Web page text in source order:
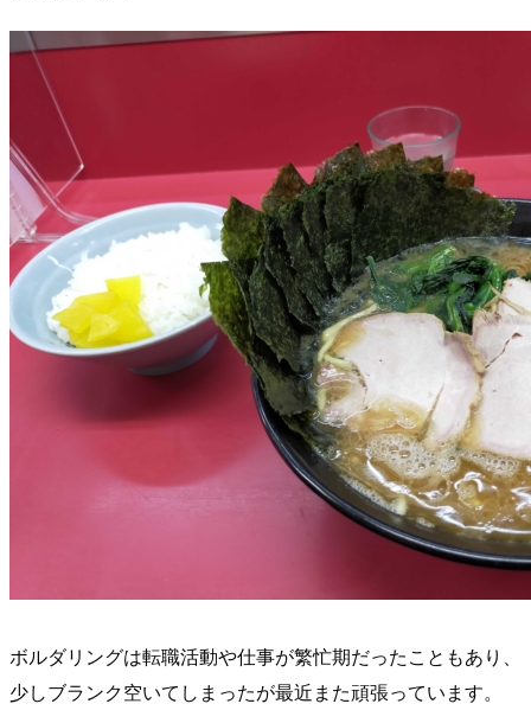
ボルダリングは転職活動や仕事が繁忙期だったこともあり、
少しブランク空いてしまったが最近また頑張っています。